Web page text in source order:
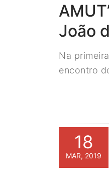
João
Na
encontro
18
MAR, 2019